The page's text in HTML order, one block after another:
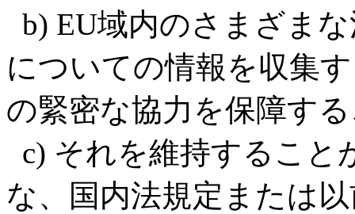
b) EU域内のさまざま
についての情報を収集
の緊密な協力を保障す
c) それを維持すること
な、国内法規定または